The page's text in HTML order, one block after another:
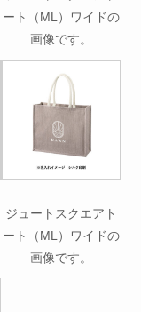
ート（ML）ワイドの
画像です。
ジュートスクエアト
ート（ML）ワイドの
画像です。